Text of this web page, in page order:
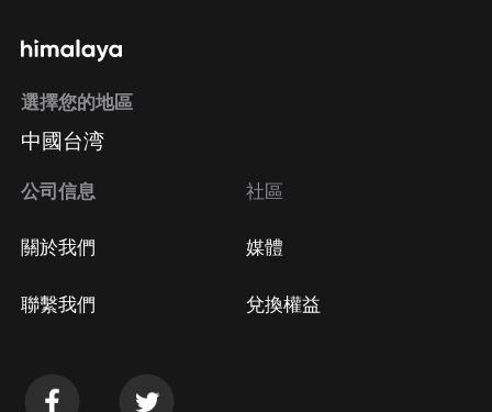
選擇您的地區
中國台湾
公司信息
關於我們
聯繫我們
社區
媒體
兌換權益